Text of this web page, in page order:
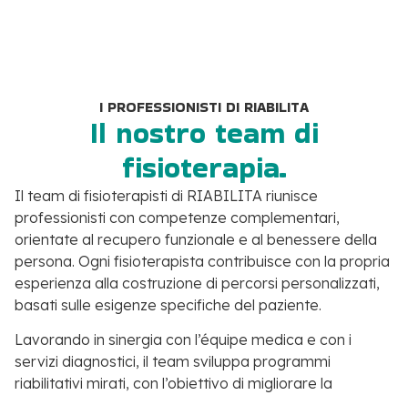
I PROFESSIONISTI DI RIABILITA
Il nostro team di
fisioterapia.
Il team di fisioterapisti di RIABILITA riunisce
professionisti con competenze complementari,
orientate al recupero funzionale e al benessere della
persona. Ogni fisioterapista contribuisce con la propria
esperienza alla costruzione di percorsi personalizzati,
basati sulle esigenze specifiche del paziente.
Lavorando in sinergia con l’équipe medica e con i
servizi diagnostici, il team sviluppa programmi
riabilitativi mirati, con l’obiettivo di migliorare la